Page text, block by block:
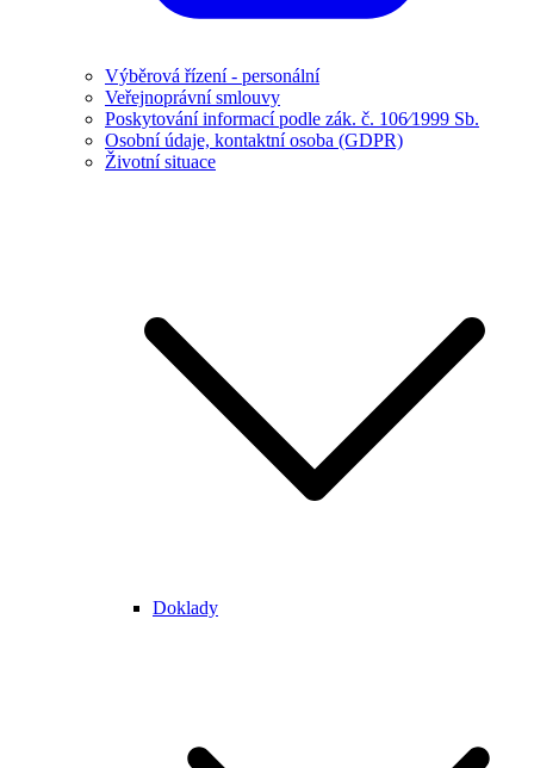
Výběrová řízení - personální
Veřejnoprávní smlouvy
Poskytování informací podle zák. č. 106⁄1999 Sb.
Osobní údaje, kontaktní osoba (GDPR)
Životní situace
Doklady